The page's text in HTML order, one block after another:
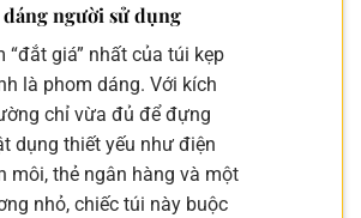
người sử dụng
“đắt giá” nhất của túi kẹp
là phom dáng. Với kích
chỉ vừa đủ để đựng
dụng thiết yếu như điện
môi, thẻ ngân hàng và một
nhỏ, chiếc túi này buộc